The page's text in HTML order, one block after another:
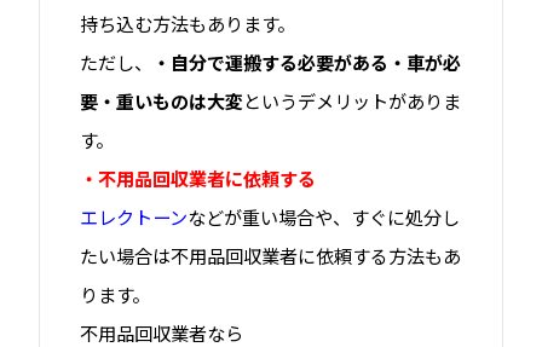
持ち込む方法もあります。
ただし、
・自分で運搬する必要がある・車が必
要・重いものは大変というデメリットがありま
す。
・不用品回収業者に依頼する
エレクトーンなどが重い場合や、すぐに処分し
たい場合は不用品回収業者に依頼する方法もあ
ります。
不用品回収業者なら